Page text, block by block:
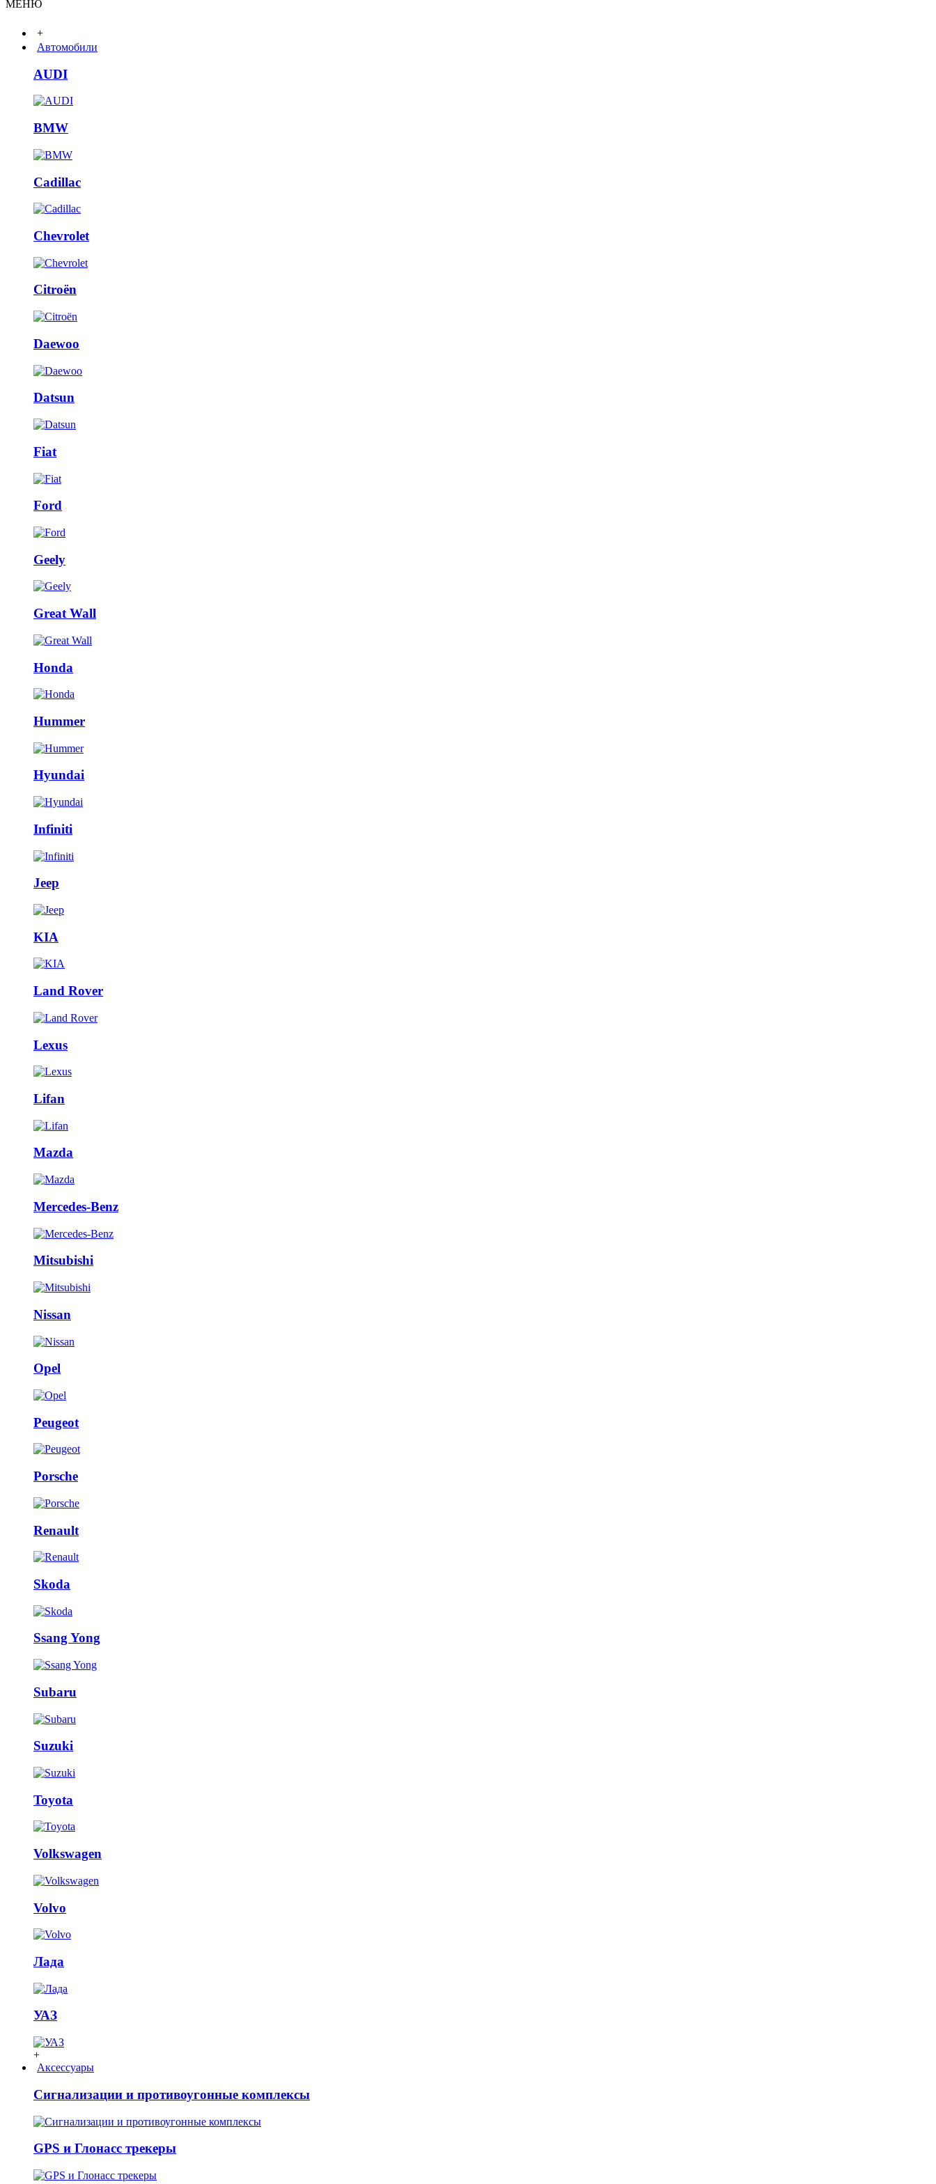
МЕНЮ
+
Автомобили
AUDI
BMW
Cadillac
Chevrolet
Citroën
Daewoo
Datsun
Fiat
Ford
Geely
Great Wall
Honda
Hummer
Hyundai
Infiniti
Jeep
KIA
Land Rover
Lexus
Lifan
Mazda
Mercedes-Benz
Mitsubishi
Nissan
Opel
Peugeot
Porsche
Renault
Skoda
Ssang Yong
Subaru
Suzuki
Toyota
Volkswagen
Volvo
Лада
УАЗ
+
Аксессуары
Сигнализации и противоугонные комплексы
GPS и Глонасс трекеры